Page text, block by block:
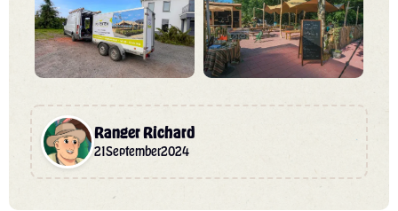
Ranger Richard
21September2024